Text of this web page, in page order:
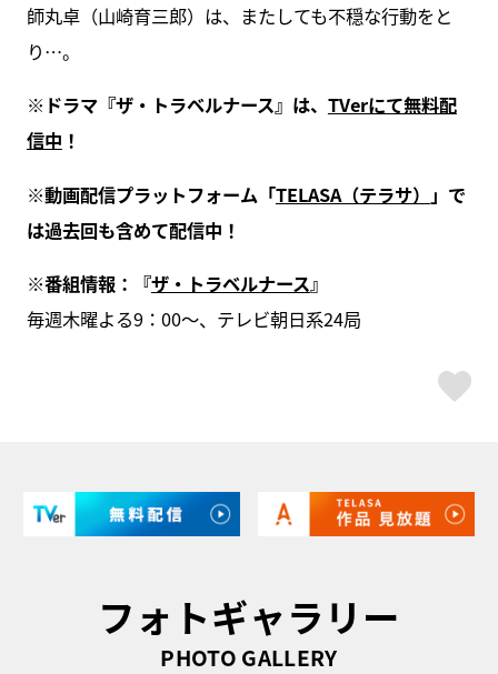
師丸卓（山崎育三郎）は、またしても不穏な行動をと
り…。
※ドラマ『ザ・トラベルナース』は、 TVerにて無料配
信中 ！
※動画配信プラットフォーム「TELASA（テラサ） 」で
は過去回も含めて配信中！
※番組情報：『ザ・トラベルナース』
毎週木曜よる9：00～、テレビ朝日系24局
フォトギャラリー
PHOTO GALLERY